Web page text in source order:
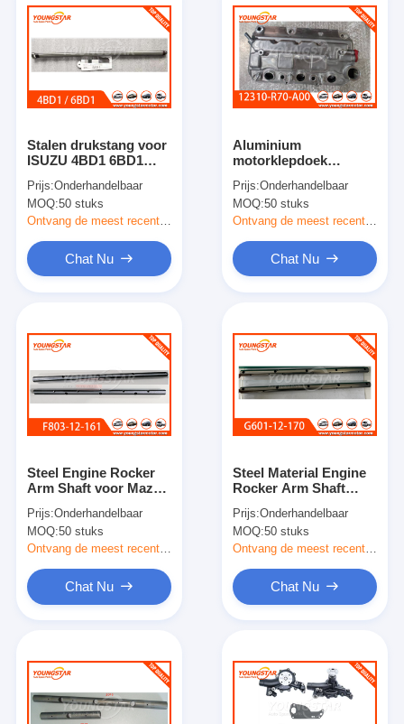
Producten
Video's
Over ons
Neem contact met ons op
Chat Nu
het blok van de motorcilinder
VOLLEDIGE CILINDERKOP
Stalen drukstang voor
ISUZU 4BD1 6BD1
Direct Fit
Prijs:Onderhandelbaar
MOQ:50 stuks
Ontvang de meest recente Prijs
Chat Nu
Aluminium
motorklepdoek
Honda Pilot J35Z OEM
12310-R70-A00 12320-
R70-A00
Prijs:Onderhandelbaar
MOQ:50 stuks
Ontvang de meest recente Prijs
Chat Nu
Steel Engine Rocker
Arm Shaft voor Mazda
12-161 / F803-12-171
Prijs:Onderhandelbaar
MOQ:50 stuks
Ontvang de meest recente Prijs
Chat Nu
Steel Material Engine
Rocker Arm Shaft
G601-12-170 met
precieze afmeting voor
Mazda G6
Prijs:Onderhandelbaar
MOQ:50 stuks
Ontvang de meest recente Prijs
Chat Nu